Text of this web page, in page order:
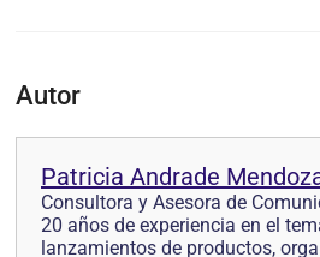
Autor
Patricia Andrade
Consultora y Asesora de
20 años de experiencia en el
lanzamientos de productos,